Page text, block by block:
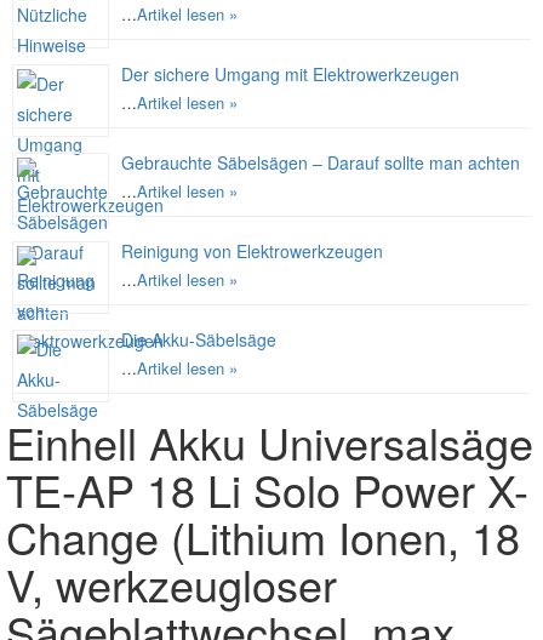
…Artikel lesen »
Der sichere Umgang mit Elektrowerkzeugen
…Artikel lesen »
Gebrauchte Säbelsägen – Darauf sollte man achten
…Artikel lesen »
Reinigung von Elektrowerkzeugen
…Artikel lesen »
Die Akku-Säbelsäge
…Artikel lesen »
Einhell Akku Universalsäge
TE-AP 18 Li Solo Power X-
Change (Lithium Ionen, 18
V, werkzeugloser